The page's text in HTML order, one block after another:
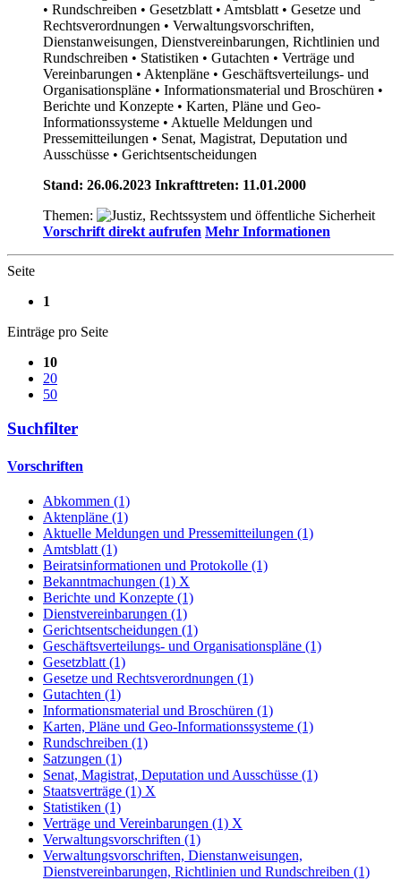
• Rundschreiben • Gesetzblatt • Amtsblatt • Gesetze und
Rechtsverordnungen • Verwaltungsvorschriften,
Dienstanweisungen, Dienstvereinbarungen, Richtlinien und
Rundschreiben • Statistiken • Gutachten • Verträge und
Vereinbarungen • Aktenpläne • Geschäftsverteilungs- und
Organisationspläne • Informationsmaterial und Broschüren •
Berichte und Konzepte • Karten, Pläne und Geo-
Informationssysteme • Aktuelle Meldungen und
Pressemitteilungen • Senat, Magistrat, Deputation und
Ausschüsse • Gerichtsentscheidungen
Stand: 26.06.2023 Inkrafttreten: 11.01.2000
Themen:
Vorschrift direkt aufrufen Mehr Informationen
Seite
1
Einträge pro Seite
10
20
50
Suchfilter
Vorschriften
Abkommen (1)
Aktenpläne (1)
Aktuelle Meldungen und Pressemitteilungen (1)
Amtsblatt (1)
Beiratsinformationen und Protokolle (1)
Bekanntmachungen (1) X
Berichte und Konzepte (1)
Dienstvereinbarungen (1)
Gerichtsentscheidungen (1)
Geschäftsverteilungs- und Organisationspläne (1)
Gesetzblatt (1)
Gesetze und Rechtsverordnungen (1)
Gutachten (1)
Informationsmaterial und Broschüren (1)
Karten, Pläne und Geo-Informationssysteme (1)
Rundschreiben (1)
Satzungen (1)
Senat, Magistrat, Deputation und Ausschüsse (1)
Staatsverträge (1) X
Statistiken (1)
Verträge und Vereinbarungen (1) X
Verwaltungsvorschriften (1)
Verwaltungsvorschriften, Dienstanweisungen,
Dienstvereinbarungen, Richtlinien und Rundschreiben (1)